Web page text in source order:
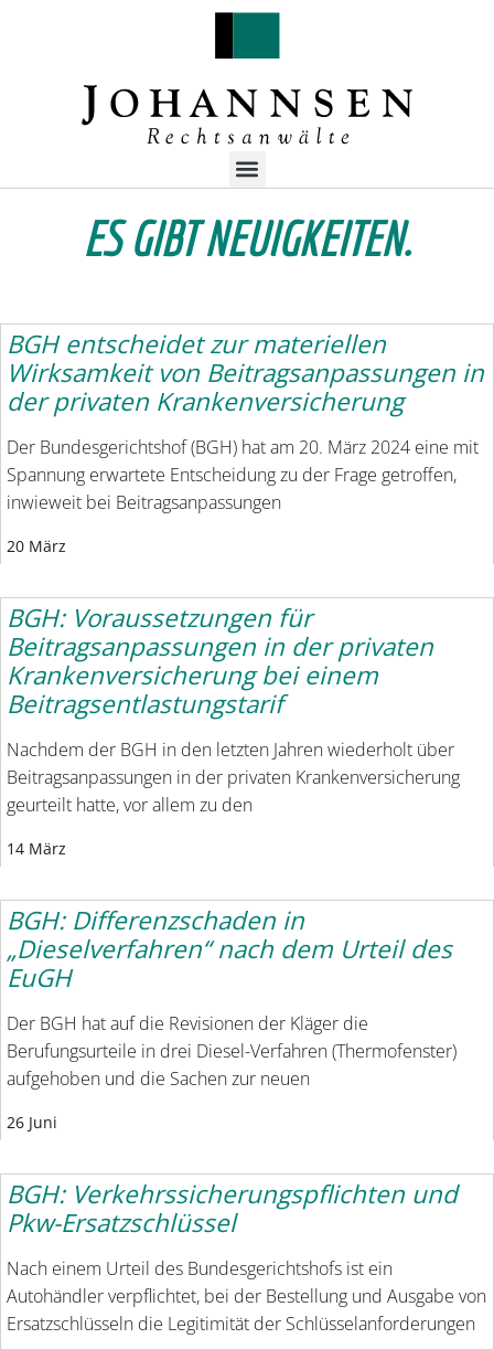
ES GIBT NEUIGKEITEN.
BGH entscheidet zur materiellen
Wirksamkeit von Beitragsanpassungen in
der privaten Krankenversicherung
Der Bundesgerichtshof (BGH) hat am 20. März 2024 eine mit
Spannung erwartete Entscheidung zu der Frage getroffen,
inwieweit bei Beitragsanpassungen
20 März
BGH: Voraussetzungen für
Beitragsanpassungen in der privaten
Krankenversicherung bei einem
Beitragsentlastungstarif
Nachdem der BGH in den letzten Jahren wiederholt über
Beitragsanpassungen in der privaten Krankenversicherung
geurteilt hatte, vor allem zu den
14 März
BGH: Differenzschaden in
„Dieselverfahren“ nach dem Urteil des
EuGH
Der BGH hat auf die Revisionen der Kläger die
Berufungsurteile in drei Diesel-Verfahren (Thermofenster)
aufgehoben und die Sachen zur neuen
26 Juni
BGH: Verkehrssicherungspflichten und
Pkw-Ersatzschlüssel
Nach einem Urteil des Bundesgerichtshofs ist ein
Autohändler verpflichtet, bei der Bestellung und Ausgabe von
Ersatzschlüsseln die Legitimität der Schlüsselanforderungen